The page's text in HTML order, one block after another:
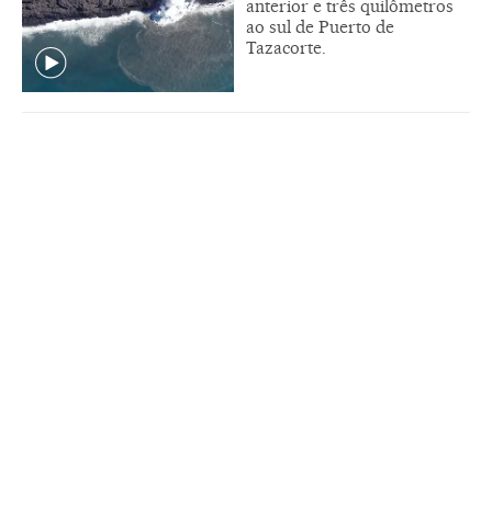
anterior e três quilômetros
ao sul de Puerto de
Tazacorte.